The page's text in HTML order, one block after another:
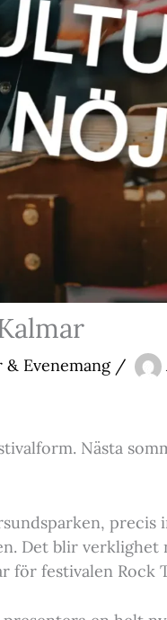
Evenemang/
Nästa
Det blir verklighet
festivalen Rock